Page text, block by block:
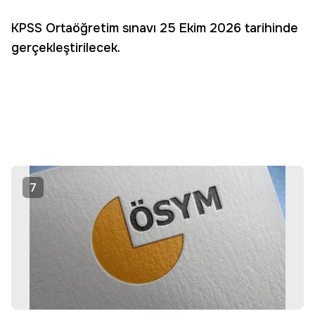
KPSS Ortaöğretim sınavı 25 Ekim 2026 tarihinde
gerçekleştirilecek.
7